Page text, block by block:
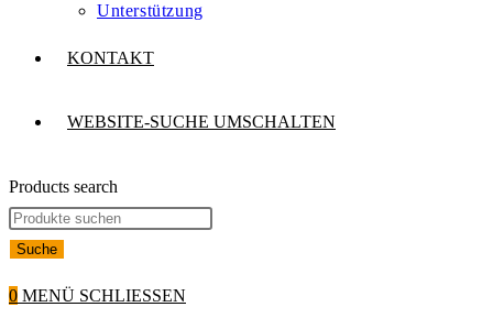
Unterstützung
KONTAKT
WEBSITE-SUCHE UMSCHALTEN
Products search
Suche
0 MENÜ SCHLIESSEN